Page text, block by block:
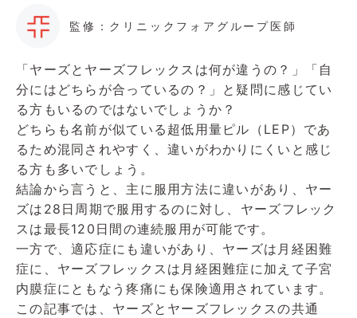
監修：クリニックフォアグループ医師
「ヤーズとヤーズフレックスは何が違うの？」「自
分にはどちらが合っているの？」と疑問に感じてい
る方もいるのではないでしょうか？
どちらも名前が似ている超低用量ピル（LEP）であ
るため混同されやすく、違いがわかりにくいと感じ
る方も多いでしょう。
結論から言うと、主に服用方法に違いがあり、ヤー
ズは28日周期で服用するのに対し、ヤーズフレック
スは最長120日間の連続服用が可能です。
一方で、適応症にも違いがあり、ヤーズは月経困難
症に、ヤーズフレックスは月経困難症に加えて子宮
内膜症にともなう疼痛にも保険適用されています。
この記事では、ヤーズとヤーズフレックスの共通